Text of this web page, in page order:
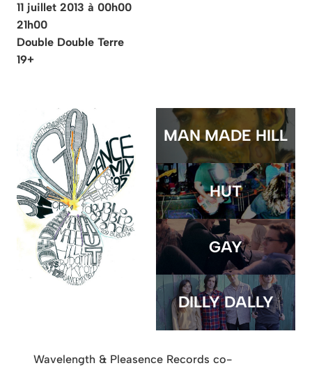
11 juillet 2013 à 00h00
21h00
Double Double Terre
19+
MAN MADE HILL
HUT
GAY
DILLY DALLY
Wavelength & Pleasence Records co-